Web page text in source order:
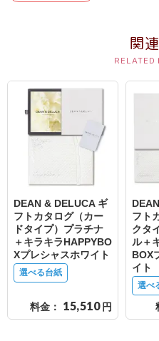
や
み
報-
Tips
集
人
関
DEAN & DELUCA ギ
フトカタログ（カー
ドタイプ）プラチナ
＋キラキラHAPPYBO
Xプレシャスホワイト
選べる台紙
料金： 15,510 円
フト
クタ
ル＋
BOX
イト
選べ